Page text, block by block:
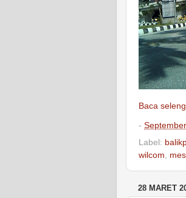
Baca
-
Label:
wilcom
28 MARET